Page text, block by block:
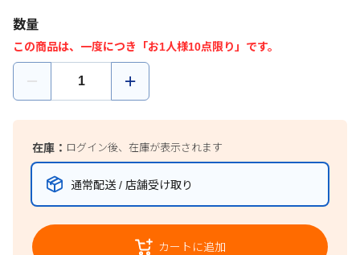
数量
この商品は、一度につき「お1人様10点限り」です。
在庫： ログイン後、在庫が表示されます
通常配送 / 店舗受け取り
カートに追加